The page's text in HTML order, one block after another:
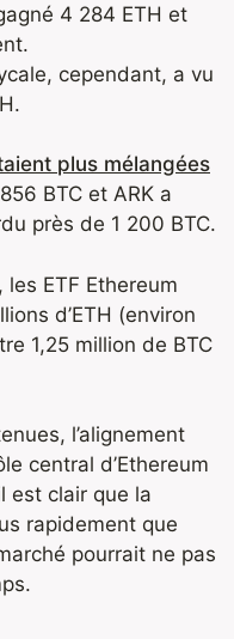
4 284 ETH et
cependant, a vu
plus mélangées
BTC et ARK a
près de 1 200 BTC.
les ETF Ethereum
d’ETH (environ
1,25 million de BTC
l’alignement
central d’Ethereum
est clair que la
rapidement que
pourrait ne pas